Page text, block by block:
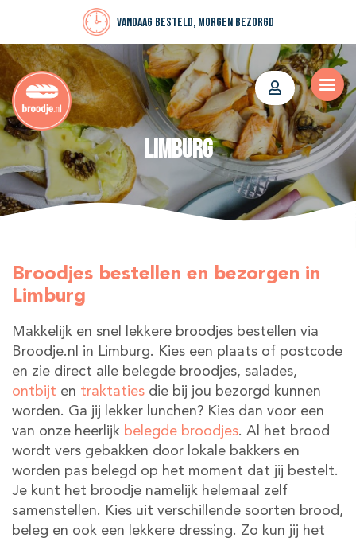
Vandaag besteld, morgen bezorgd
Limburg
Broodjes bestellen en bezorgen in
Limburg
Makkelijk en snel lekkere broodjes bestellen via
Broodje.nl in Limburg. Kies een plaats of postcode
en zie direct alle belegde broodjes, salades,
ontbijt en traktaties die bij jou bezorgd kunnen
worden. Ga jij lekker lunchen? Kies dan voor een
van onze heerlijk belegde broodjes. Al het brood
wordt vers gebakken door lokale bakkers en
worden pas belegd op het moment dat jij bestelt.
Je kunt het broodje namelijk helemaal zelf
samenstellen. Kies uit verschillende soorten brood,
beleg en ook een lekkere dressing. Zo kun jij het